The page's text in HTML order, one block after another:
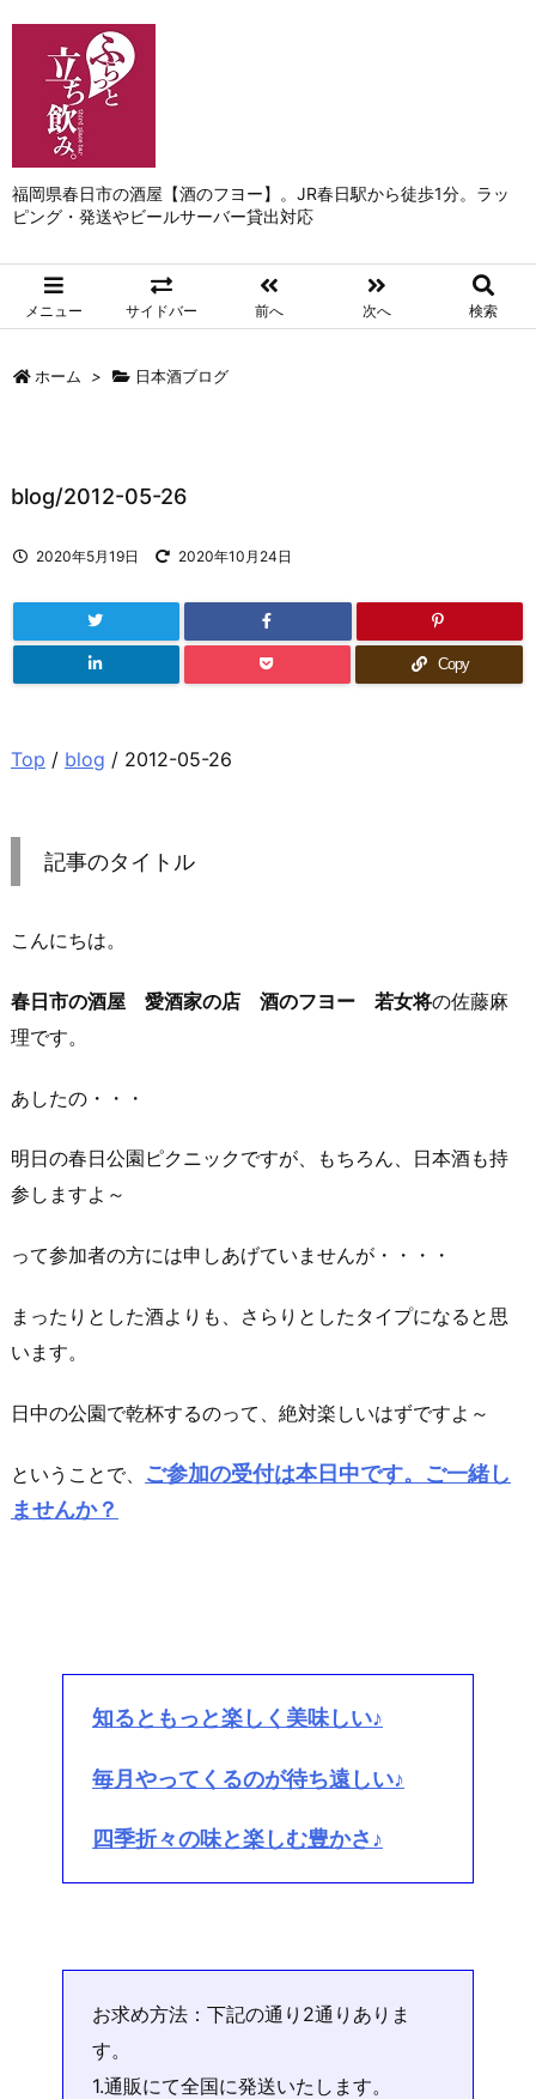
福岡県春日市の酒屋【酒のフヨー】。JR春日駅から徒歩1分。ラッ
ピング・発送やビールサーバー貸出対応
メニュー サイドバー 前へ 次へ 検索
ホーム > 日本酒ブログ
blog/2012-05-26
2020年5月19日 2020年10月24日
Copy
Top / blog / 2012-05-26
記事のタイトル
こんにちは。
春日市の酒屋 愛酒家の店 酒のフヨー 若女将の佐藤麻
理です。
あしたの・・・
明日の春日公園ピクニックですが、もちろん、日本酒も持
参しますよ～
って参加者の方には申しあげていませんが・・・・
まったりとした酒よりも、さらりとしたタイプになると思
います。
日中の公園で乾杯するのって、絶対楽しいはずですよ～
ということで、 ご参加の受付は本日中です。ご一緒し
ませんか？
知るともっと楽しく美味しい♪
毎月やってくるのが待ち遠しい♪
四季折々の味と楽しむ豊かさ♪
お求め方法：下記の通り2通りありま
す。
1.通販にて全国に発送いたします。